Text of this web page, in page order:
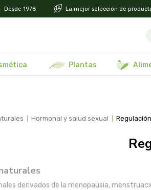
Desde 1978 La mejor selección de
plantas
hormonal y salud sexual
derivados de la menopausia,